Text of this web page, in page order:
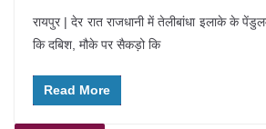
रायपुर | देर रात राजधानी में तेलीबांधा इलाके के
कि दबिश, मौके पर सैकड़ो कि
Read More